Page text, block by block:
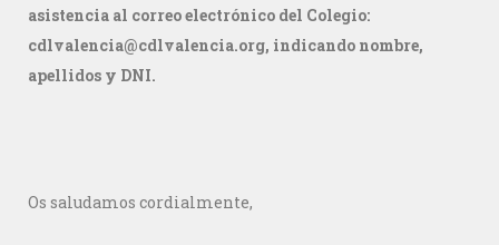
asistencia al correo electrónico del Colegio:
cdlvalencia@cdlvalencia.org, indicando nombre,
apellidos y DNI.
Os saludamos cordialmente,